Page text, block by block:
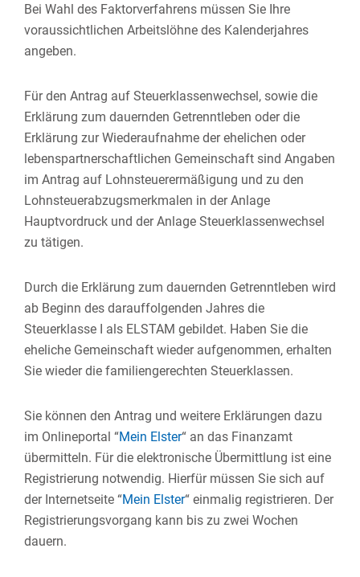
Bei Wahl des Faktorverfahrens müssen Sie Ihre
voraussichtlichen Arbeitslöhne des Kalenderjahres
angeben.
Für den Antrag auf Steuerklassenwechsel, sowie die
Erklärung zum dauernden Getrenntleben oder die
Erklärung zur Wiederaufnahme der ehelichen oder
lebenspartnerschaftlichen Gemeinschaft sind Angaben
im Antrag auf Lohnsteuerermäßigung und zu den
Lohnsteuerabzugsmerkmalen in der Anlage
Hauptvordruck und der Anlage Steuerklassenwechsel
zu tätigen.
Durch die Erklärung zum dauernden Getrenntleben wird
ab Beginn des darauffolgenden Jahres die
Steuerklasse I als ELSTAM gebildet. Haben Sie die
eheliche Gemeinschaft wieder aufgenommen, erhalten
Sie wieder die familiengerechten Steuerklassen.
Sie können den Antrag und weitere Erklärungen dazu
im Onlineportal “Mein Elster“ an das Finanzamt
übermitteln. Für die elektronische Übermittlung ist eine
Registrierung notwendig. Hierfür müssen Sie sich auf
der Internetseite “Mein Elster“ einmalig registrieren. Der
Registrierungsvorgang kann bis zu zwei Wochen
dauern.